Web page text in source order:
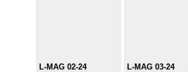
L-MAG 02-24
L-MAG 03-24